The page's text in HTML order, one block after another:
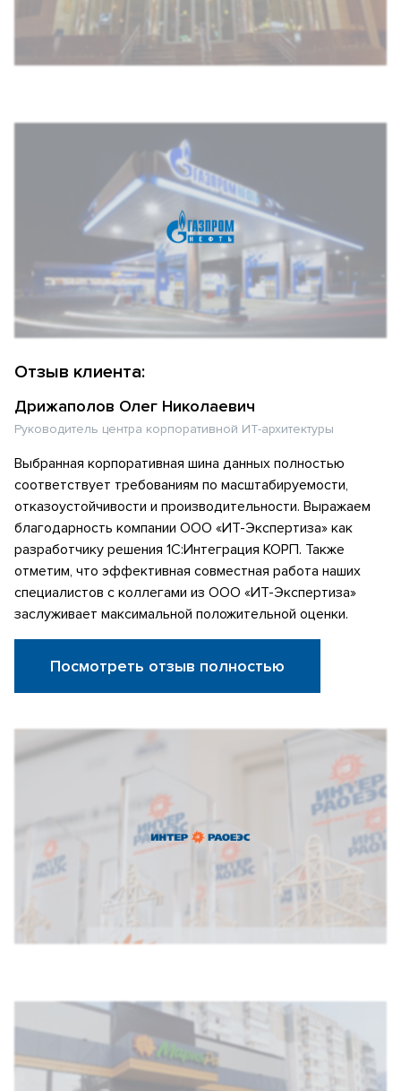
Отзыв клиента:
Дрижаполов Олег Николаевич
Руководитель центра корпоративной ИТ-архитектуры
Выбранная корпоративная шина данных полностью
соответствует требованиям по масштабируемости,
отказоустойчивости и производительности. Выражаем
благодарность компании ООО «ИТ-Экспертиза» как
разработчику решения 1С:Интеграция КОРП. Также
отметим, что эффективная совместная работа наших
специалистов с коллегами из ООО «ИТ-Экспертиза»
заслуживает максимальной положительной оценки.
Посмотреть отзыв полностью